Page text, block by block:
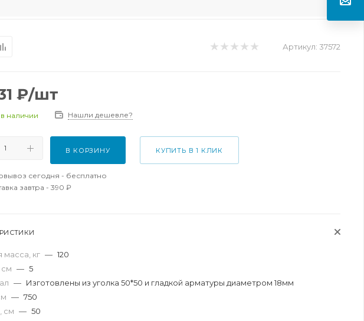
Артикул: 37572
₽/шт
наличии Нашли дешевле?
В КОРЗИНУ КУПИТЬ В 1 КЛИК
сегодня - бесплатно
завтра - 390 ₽
масса, кг — 120
см — 5
— Изготовлены из уголка 50*50 и гладкой арматуры диаметром 18мм
— 750
см — 50